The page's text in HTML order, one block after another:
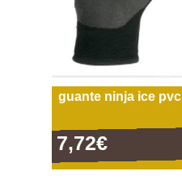
guante ninja ice pvc
7,72€